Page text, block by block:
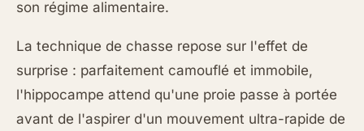
son régime alimentaire.
La technique de chasse repose sur l'effet de
surprise : parfaitement camouflé et immobile,
l'hippocampe attend qu'une proie passe à portée
avant de l'aspirer d'un mouvement ultra-rapide de